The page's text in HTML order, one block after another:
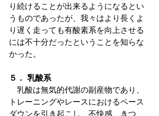
り続けることが出来るようになるとい
うものであったが、我々はより長くよ
り遅く走っても有酸素系を向上させる
には不十分だったということを知らな
かった。
５． 乳酸系
乳酸は無気的代謝の副産物であり、
トレーニングやレースにおけるペース
ダウンを引き起こし、不快感、きつ